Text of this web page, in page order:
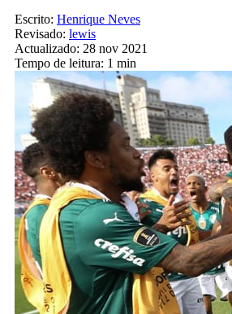
Escrito: Henrique Neves
Revisado: lewis
Actualizado: 28 nov 2021
Tempo de leitura: 1 min